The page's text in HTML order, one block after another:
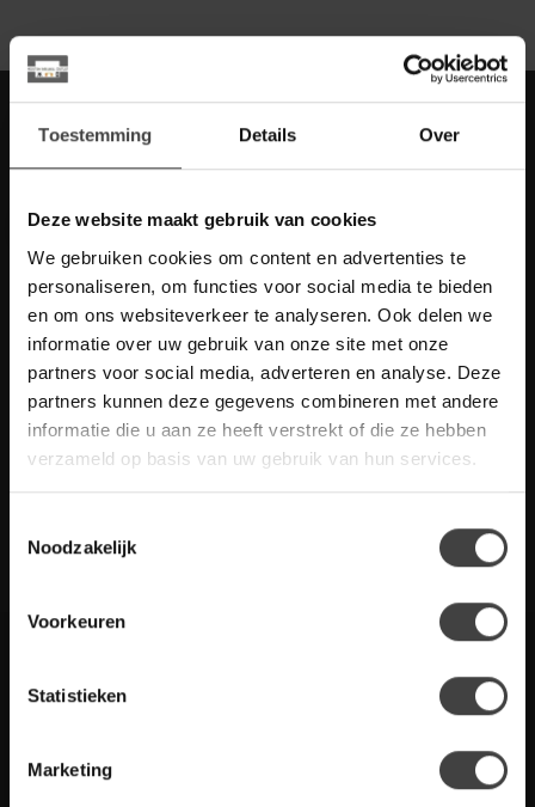
Toestemming Details Over
Deze website maakt gebruik van cookies
We gebruiken cookies om content en advertenties te
personaliseren, om functies voor social media te bieden
en om ons websiteverkeer te analyseren. Ook delen we
informatie over uw gebruik van onze site met onze
partners voor social media, adverteren en analyse. Deze
partners kunnen deze gegevens combineren met andere
informatie die u aan ze heeft verstrekt of die ze hebben
verzameld op basis van uw gebruik van hun services.
Noodzakelijk
Voorkeuren
Statistieken
Marketing
Meer informatie
Heb je vragen over onze artikelen of jouw aankoop? Bekijk dan
de klantenservice pagina. Daar staan antwoorden op veel
gestelde vragen. Staat jouw vraag er niet tussen? Dan staat er
ook vermeld hoe je contact met ons kunt opnemen.
Klantenservice
scherpe acties
Blijf op de hoogte van onze actuele aanbiedingen
Houten Meubel Outlet
Zandwilg 21